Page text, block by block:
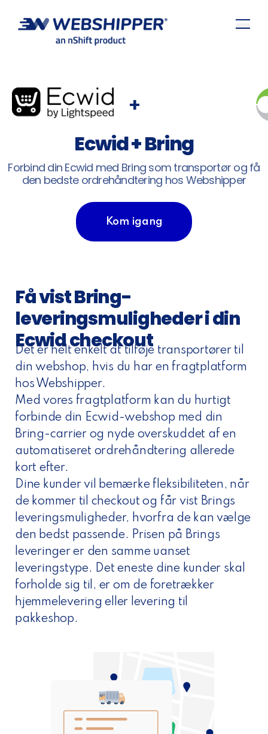
+
Ecwid + Bring
Forbind din Ecwid med Bring som transportør og få
den bedste ordrehåndtering hos Webshipper
Kom igang
Få vist Bring-
leveringsmuligheder i din
Ecwid checkout
Det er helt enkelt at tilføje transportører til
din webshop, hvis du har en fragtplatform
hos Webshipper.
Med vores fragtplatform kan du hurtigt
forbinde din Ecwid-webshop med din
Bring-carrier og nyde overskuddet af en
automatiseret ordrehåndtering allerede
kort efter.
Dine kunder vil bemærke fleksibiliteten, når
de kommer til checkout og får vist Brings
leveringsmuligheder, hvorfra de kan vælge
den bedst passende. Prisen på Brings
leveringer er den samme uanset
leveringstype. Det eneste dine kunder skal
forholde sig til, er om de foretrækker
hjemmelevering eller levering til
pakkeshop.